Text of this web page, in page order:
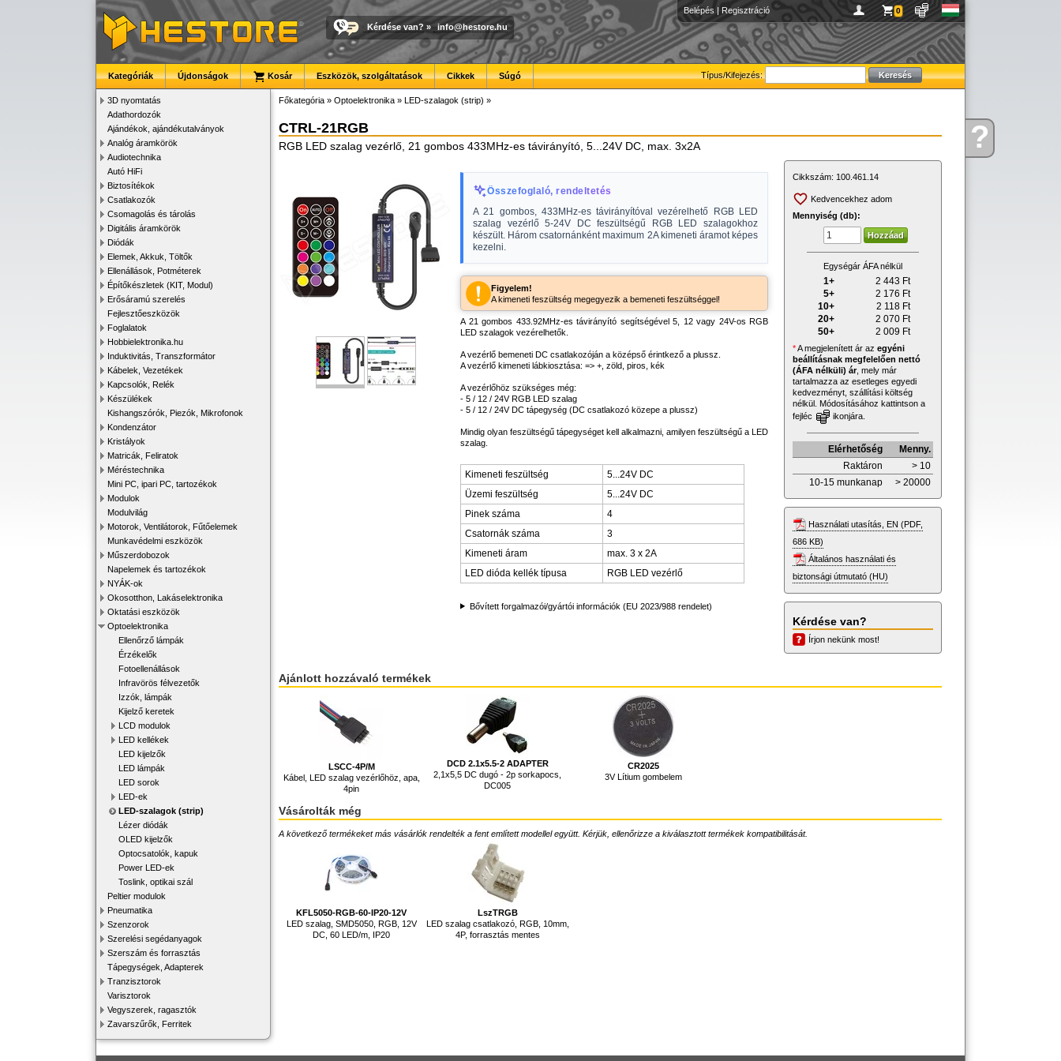
Kérdése?
Belépés | Regisztráció 0
Kérdése van? » info@hestore.hu
Típus/Kifejezés:
Kategóriák Újdonságok Kosár Eszközök, szolgáltatások Cikkek Súgó
3D nyomtatás
Adathordozók
Ajándékok, ajándékutalványok
Analóg áramkörök
Audiotechnika
Autó HiFi
Biztosítékok
Csatlakozók
Csomagolás és tárolás
Digitális áramkörök
Diódák
Elemek, Akkuk, Töltők
Ellenállások, Potméterek
Építőkészletek (KIT, Modul)
Erősáramú szerelés
Fejlesztőeszközök
Foglalatok
Hobbielektronika.hu
Induktivitás, Transzformátor
Kábelek, Vezetékek
Kapcsolók, Relék
Készülékek
Kishangszórók, Piezók, Mikrofonok
Kondenzátor
Kristályok
Matricák, Feliratok
Méréstechnika
Mini PC, ipari PC, tartozékok
Modulok
Modulvilág
Motorok, Ventilátorok, Fűtőelemek
Munkavédelmi eszközök
Műszerdobozok
Napelemek és tartozékok
NYÁK-ok
Okosotthon, Lakáselektronika
Oktatási eszközök
Optoelektronika
Ellenőrző lámpák
Érzékelők
Fotoellenállások
Infravörös félvezetők
Izzók, lámpák
Kijelző keretek
LCD modulok
LED kellékek
LED kijelzők
LED lámpák
LED sorok
LED-ek
LED-szalagok (strip)
Lézer diódák
OLED kijelzők
Optocsatolók, kapuk
Power LED-ek
Toslink, optikai szál
Peltier modulok
Pneumatika
Szenzorok
Szerelési segédanyagok
Szerszám és forrasztás
Tápegységek, Adapterek
Tranzisztorok
Varisztorok
Vegyszerek, ragasztók
Zavarszűrők, Ferritek
Főkategória » Optoelektronika » LED-szalagok (strip) »
CTRL-21RGB
RGB LED szalag vezérlő, 21 gombos 433MHz-es távirányító, 5...24V DC, max. 3x2A
Összefoglaló, rendeltetés
A 21 gombos, 433MHz-es távirányítóval vezérelhető RGB LED
szalag vezérlő 5-24V DC feszültségű RGB LED szalagokhoz
készült. Három csatornánként maximum 2A kimeneti áramot képes
kezelni.
Figyelem!
A kimeneti feszültség megegyezik a bemeneti feszültséggel!
A 21 gombos 433.92MHz-es távirányító segítségével 5, 12 vagy 24V-os RGB
LED szalagok vezérelhetők.
A vezérlő bemeneti DC csatlakozóján a középső érintkező a plussz.
A vezérlő kimeneti lábkiosztása: => +, zöld, piros, kék
A vezérlőhöz szükséges még:
- 5 / 12 / 24V RGB LED szalag
- 5 / 12 / 24V DC tápegység (DC csatlakozó közepe a plussz)
Mindig olyan feszültségű tápegységet kell alkalmazni, amilyen feszültségű a LED
szalag.
Kimeneti feszültség
5...24V DC
Üzemi feszültség
5...24V DC
Pinek száma
4
Csatornák száma
3
Kimeneti áram
max. 3 x 2A
LED dióda kellék típusa
RGB LED vezérlő
Bővített forgalmazói/gyártói információk (EU 2023/988 rendelet)
Cikkszám: 100.461.14
Kedvencekhez adom
Mennyiség (db):
Egységár ÁFA nélkül
1+ 2 443 Ft
5+
2 176 Ft
10+
2 118 Ft
20+
2 070 Ft
50+
2 009 Ft
*A megjelenített ár az egyéni
beállításnak megfelelően nettó
(ÁFA nélküli) ár, mely már
tartalmazza az esetleges egyedi
kedvezményt, szállítási költség
nélkül. Módosításához kattintson a
fejléc
ikonjára.
Elérhetőség
Menny.
Raktáron
> 10
10-15 munkanap
> 20000
Használati utasítás, EN (PDF,
686 KB)
Általános használati és
biztonsági útmutató (HU)
Kérdése van?
Írjon nekünk most!
Ajánlott hozzávaló termékek
LSCC-4P/M
Kábel, LED szalag vezérlőhöz, apa,
4pin
DCD 2.1x5.5-2 ADAPTER
2,1x5,5 DC dugó - 2p sorkapocs,
DC005
CR2025
3V Lítium gombelem
Vásárolták még
A következő termékeket más vásárlók rendelték a fent említett modellel együtt. Kérjük, ellenőrizze a kiválasztott termékek kompatibilitását.
KFL5050-RGB-60-IP20-12V
LED szalag, SMD5050, RGB, 12V
DC, 60 LED/m, IP20
LszTRGB
LED szalag csatlakozó, RGB, 10mm,
4P, forrasztás mentes